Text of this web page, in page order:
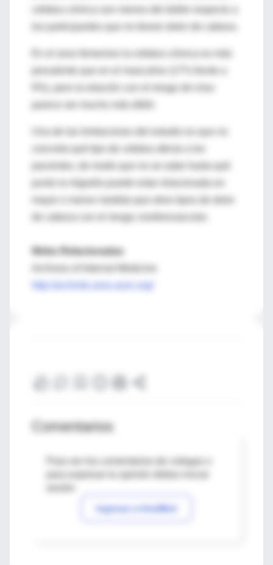
9%), pero la relación con el riesgo de ictus
punto la migraña puede estar relacionada en
mayor o menor medida que otros tipos de dolor
de cabeza con el riesgo cerebrovascular.
Webs Relacionadas
Comentarios
Para ver los comentarios de colegas o
Ingresar a IntraMed